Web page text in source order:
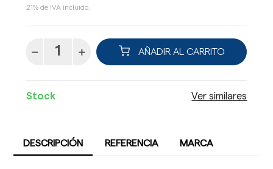
21% de IVA incluido.
AÑADIR AL CARRITO
Stock Ver similares
DESCRIPCIÓN REFERENCIA MARCA